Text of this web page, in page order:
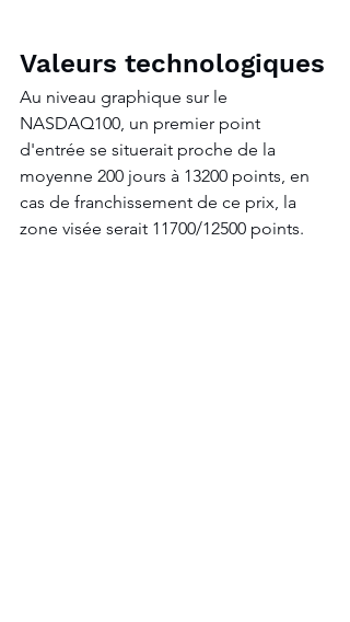
Valeurs technologiques
Au niveau graphique sur le
NASDAQ100, un premier point
d'entrée se situerait proche de la
moyenne 200 jours à 13200 points, en
cas de franchissement de ce prix, la
zone visée serait 11700/12500 points.